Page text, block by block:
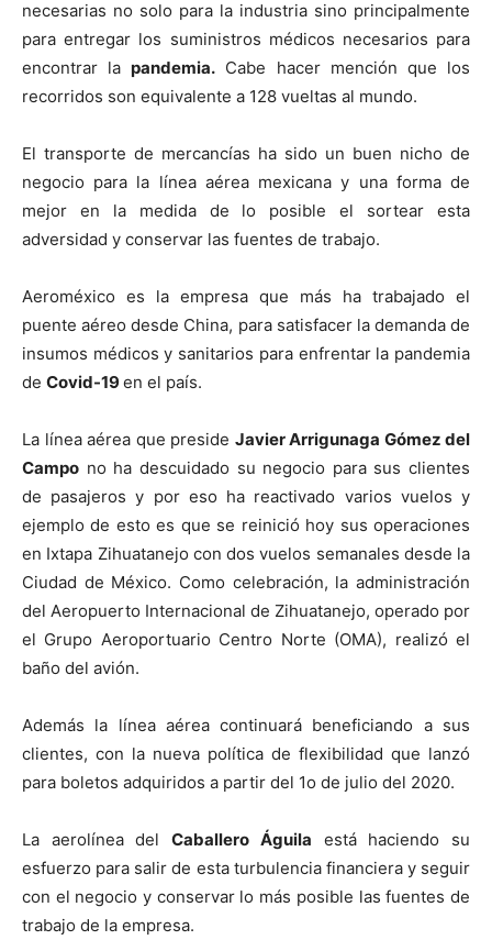
necesarias no solo para la industria sino principalmente
para entregar los suministros médicos necesarios para
encontrar lapandemia. Cabe hacer mención que los
recorridos son equivalente a 128 vueltas al mundo.
El transporte de mercancías ha sido un buen nicho de
negocio para la línea aérea mexicana y una forma de
mejor en la medida de lo posible el sortear esta
adversidad y conservar las fuentes de trabajo.
Aeroméxico es la empresa que más ha trabajado el
puente aéreo desde China, para satisfacer la demanda de
insumos médicos y sanitarios para enfrentar la pandemia
de Covid-19en el país.
La línea aérea que preside Javier Arrigunaga Gómez del
Campo no ha descuidado su negocio para sus clientes
de pasajeros y por eso ha reactivado varios vuelos y
ejemplo de esto es que se reinició hoy sus operaciones
en Ixtapa Zihuatanejo con dos vuelos semanales desde la
Ciudad de México. Como celebración, la administración
del Aeropuerto Internacional de Zihuatanejo, operado por
el Grupo Aeroportuario Centro Norte (OMA), realizó el
baño del avión.
Además la línea aérea continuará beneficiando a sus
clientes, con la nueva política de flexibilidad que lanzó
para boletos adquiridos a partir del 1o de julio del 2020.
La aerolínea delCaballero Águila está haciendo su
esfuerzo para salir de esta turbulencia financiera y seguir
con el negocio y conservar lo más posible las fuentes de
trabajo de la empresa.